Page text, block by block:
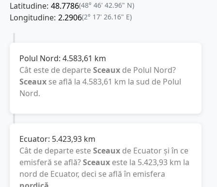
Latitudine: 48.7786(48° 46' 42.96" N)
Longitudine: 2.2906(2° 17' 26.16" E)
Polul Nord: 4.583,61 km
Cât este de departeSceaux de Polul Nord?
Sceaux se află la 4.583,61 km la sud de Polul
Nord.
Ecuator: 5.423,93 km
Cât de departe esteSceaux de Ecuator și în ce
emisferă se află?Sceaux este la 5.423,93 km la
nord de Ecuator, deci se află în emisfera